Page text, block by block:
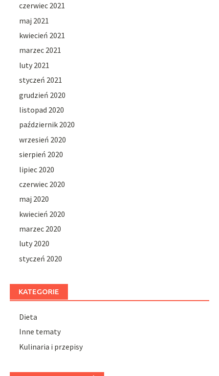
czerwiec 2021
maj 2021
kwiecień 2021
marzec 2021
luty 2021
styczeń 2021
grudzień 2020
listopad 2020
październik 2020
wrzesień 2020
sierpień 2020
lipiec 2020
czerwiec 2020
maj 2020
kwiecień 2020
marzec 2020
luty 2020
styczeń 2020
KATEGORIE
Dieta
Inne tematy
Kulinaria i przepisy